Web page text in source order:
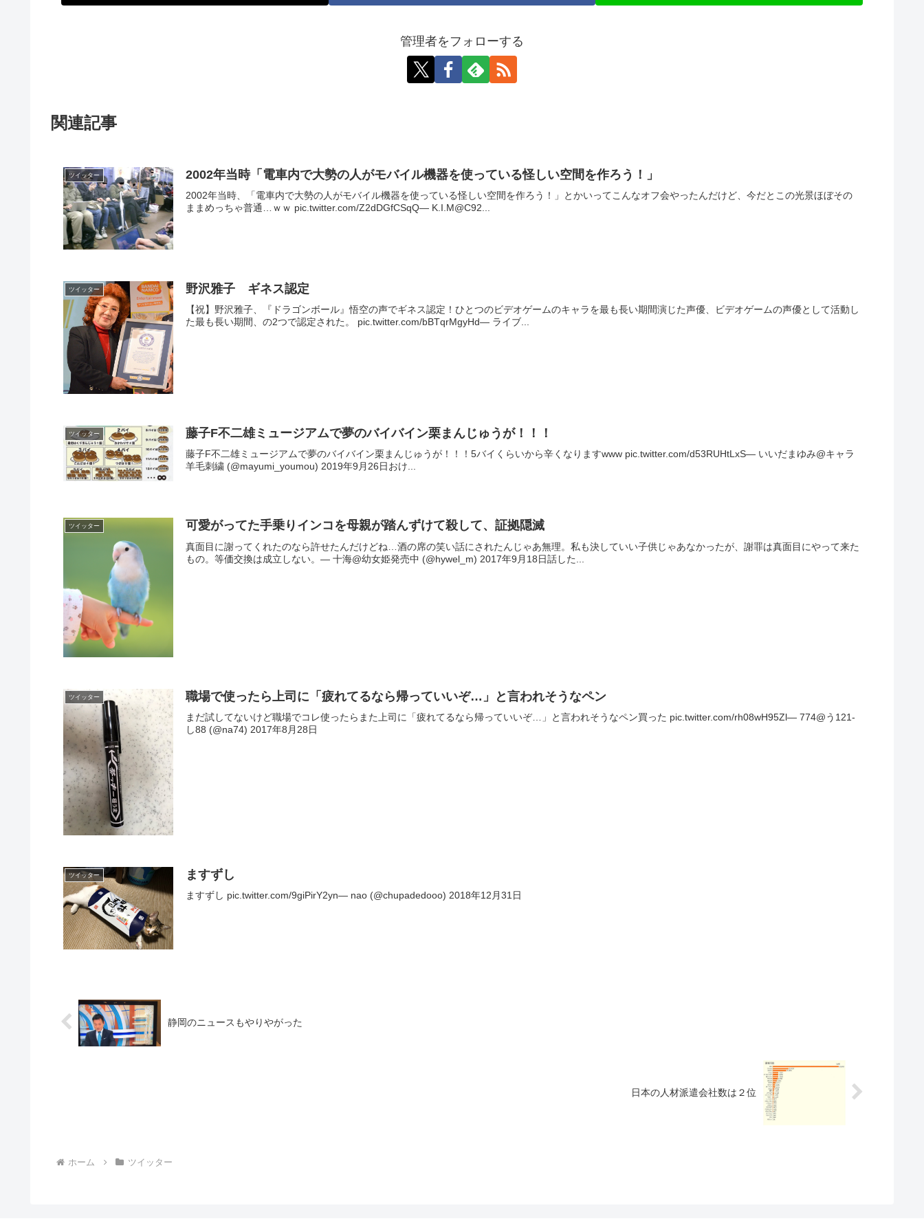
管理者をフォローする
関連記事
ツイッター 2002年当時「電車内で大勢の人がモバイル機器を使っている怪しい空間を作ろう！」
2002年当時、「電車内で大勢の人がモバイル機器を使っている怪しい空間を作ろう！」とかいってこんなオフ会やったんだけど、今だとこの光景ほぼその
ままめっちゃ普通…ｗｗ pic.twitter.com/Z2dDGfCSqQ— K.I.M@C92...
ツイッター 野沢雅子 ギネス認定
【祝】野沢雅子、『ドラゴンボール』悟空の声でギネス認定！ひとつのビデオゲームのキャラを最も長い期間演じた声優、ビデオゲームの声優として活動し
た最も長い期間、の2つで認定された。 pic.twitter.com/bBTqrMgyHd— ライブ...
ツイッター 藤子F不二雄ミュージアムで夢のバイバイン栗まんじゅうが！！！
藤子F不二雄ミュージアムで夢のバイバイン栗まんじゅうが！！！5バイくらいから辛くなりますwww pic.twitter.com/d53RUHtLxS— いいだまゆみ@キャラ
羊毛刺繍 (@mayumi_youmou) 2019年9月26日おけ...
ツイッター 可愛がってた手乗りインコを母親が踏んずけて殺して、証拠隠滅
真面目に謝ってくれたのなら許せたんだけどね…酒の席の笑い話にされたんじゃあ無理。私も決していい子供じゃあなかったが、謝罪は真面目にやって来た
もの。等価交換は成立しない。— 十海@幼女姫発売中 (@hywel_m) 2017年9月18日話した...
ツイッター 職場で使ったら上司に「疲れてるなら帰っていいぞ…」と言われそうなペン
まだ試してないけど職場でコレ使ったらまた上司に「疲れてるなら帰っていいぞ…」と言われそうなペン買った pic.twitter.com/rh08wH95Zl— 774@う121-
し88 (@na74) 2017年8月28日
ツイッター ますずし
ますずし pic.twitter.com/9giPirY2yn— nao (@chupadedooo) 2018年12月31日
静岡のニュースもやりやがった
日本の人材派遣会社数は２位
ホーム ツイッター